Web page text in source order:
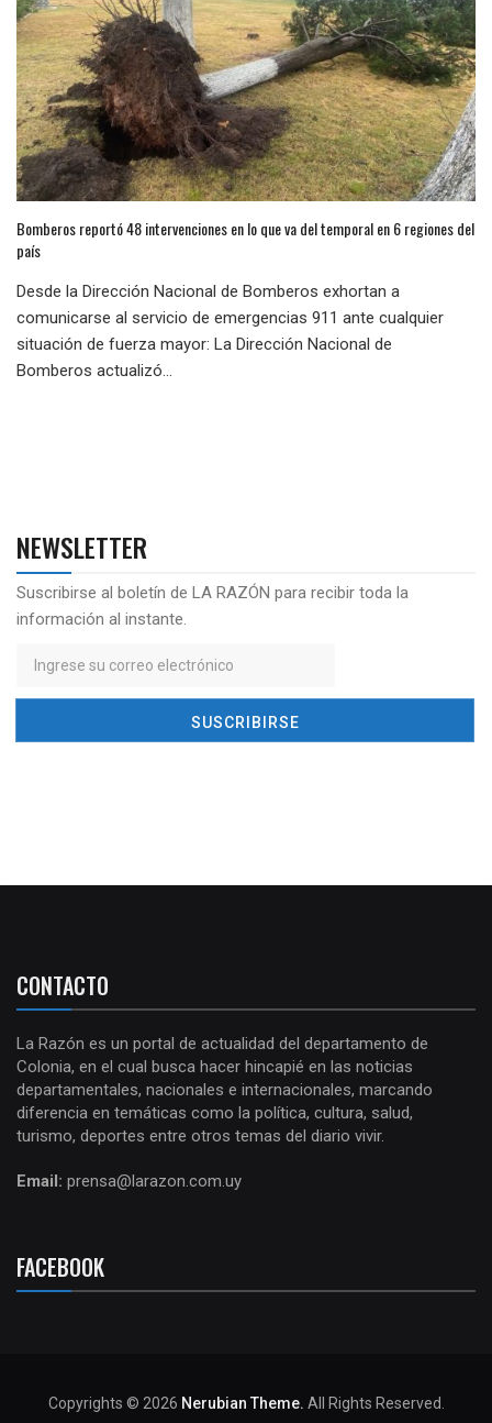
Bomberos reportó 48 intervenciones en lo que va del temporal en 6 regiones del
país
Desde la Dirección Nacional de Bomberos exhortan a
comunicarse al servicio de emergencias 911 ante cualquier
situación de fuerza mayor: La Dirección Nacional de
Bomberos actualizó...
NEWSLETTER
Suscribirse al boletín de LA RAZÓN para recibir toda la
información al instante.
CONTACTO
La Razón es un portal de actualidad del departamento de
Colonia, en el cual busca hacer hincapié en las noticias
departamentales, nacionales e internacionales, marcando
diferencia en temáticas como la política, cultura, salud,
turismo, deportes entre otros temas del diario vivir.
Email: prensa@larazon.com.uy
FACEBOOK
Copyrights © 2026 Nerubian Theme. All Rights Reserved.